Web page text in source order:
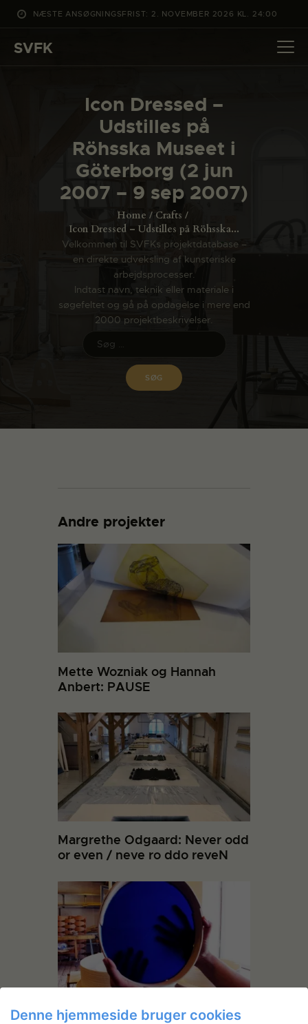
NÆSTE ANSØGNINGSFRIST: 2. NOVEMBER 2026 KL. 24:00
SVFK
Icon Dressed –
Udstilles på
Röhsska Museet i
Göterborg (2 jun
2007 – 9 sep 2007)
Home
Crafts
Icon Dressed – Udstilles på Röhsska...
Velkommen til SVFKs projektdatabase –
en direkte udveksling af kunsteriske
arbejdsprocesser.
Indtast navn, teknik eller materiale i
søgefeltet og gå på opdagelse i mere end
2000 projektbeskrivelser.
DET SKER
PROJEKTER
CHANNEL
ANSØG
OM SVFK
Andre projekter
Mette Wozniak og Hannah
Anbert: PAUSE
Margrethe Odgaard: Never odd
or even / neve ro ddo reveN
Objective
Denne hjemmeside bruger cookies